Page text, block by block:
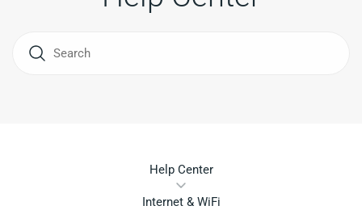
Help Center
Internet & WiFi